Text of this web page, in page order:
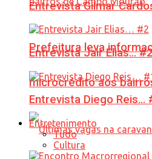
Prefeitura leva
microcrédito aos
Entrevista Gilmar
Entrevista Jair Elias…
Entrevista Diego Reis…
Entretenimento
Tudo
Cultura